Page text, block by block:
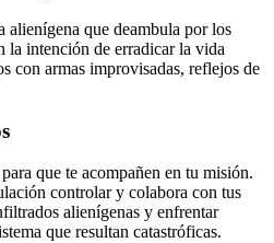
alienígena que deambula por los
la intención de erradicar la vida
con armas improvisadas, reflejos de
que te acompañen en tu misión.
controlar y colabora con tus
alienígenas y enfrentar
que resultan catastróficas.